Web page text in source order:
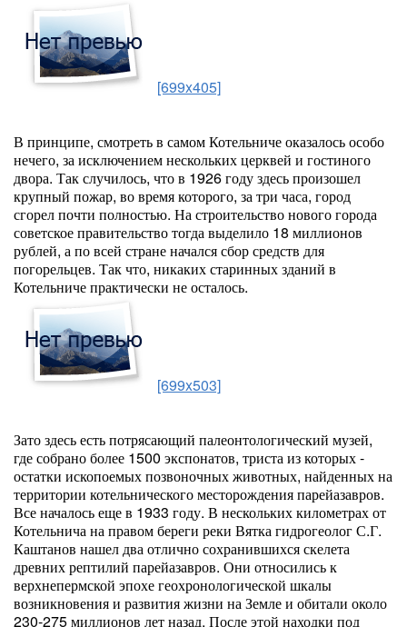
[699x405]
В принципе, смотреть в самом Котельниче оказалось особо
нечего, за исключением нескольких церквей и гостиного
двора. Так случилось, что в 1926 году здесь произошел
крупный пожар, во время которого, за три часа, город
сгорел почти полностью. На строительство нового города
советское правительство тогда выделило 18 миллионов
рублей, а по всей стране начался сбор средств для
погорельцев. Так что, никаких старинных зданий в
Котельниче практически не осталось.
[699x503]
Зато здесь есть потрясающий палеонтологический музей,
где собрано более 1500 экспонатов, триста из которых -
остатки ископоемых позвоночных животных, найденных на
территории котельнического месторождения парейазавров.
Все началось еще в 1933 году. В нескольких километрах от
Котельнича на правом береги реки Вятка гидрогеолог С.Г.
Каштанов нашел два отлично сохранившихся скелета
древних рептилий парейазавров. Они относились к
верхнепермской эпохе геохронологической шкалы
возникновения и развития жизни на Земле и обитали около
230-275 миллионов лет назад. После этой находки под